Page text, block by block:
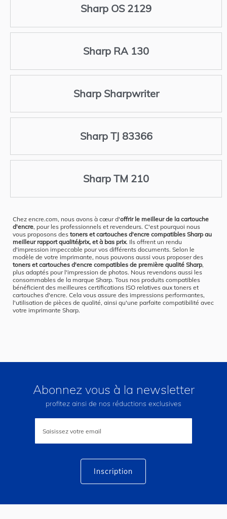
Sharp OS 2129
Sharp RA 130
Sharp Sharpwriter
Sharp TJ 83366
Sharp TM 210
Chez encre.com, nous avons à cœur d'offrir le meilleur de la cartouche
d'encre, pour les professionnels et revendeurs. C'est pourquoi nous
vous proposons des toners et cartouches d'encre compatibles Sharp au
meilleur rapport qualité/prix, et à bas prix. Ils offrent un rendu
d'impression impeccable pour vos différents documents. Selon le
modèle de votre imprimante, nous pouvons aussi vous proposer des
toners et cartouches d'encre compatibles de première qualité Sharp,
plus adaptés pour l'impression de photos. Nous revendons aussi les
consommables de la marque Sharp. Tous nos produits compatibles
bénéficient des meilleures certifications ISO relatives aux toners et
cartouches d'encre. Cela vous assure des impressions performantes,
l'utilisation de pièces de qualité, ainsi qu'une parfaite compatibilité avec
votre imprimante Sharp.
Abonnez vous à la newsletter
profitez ainsi de nos réductions exclusives
lettre
Inscription